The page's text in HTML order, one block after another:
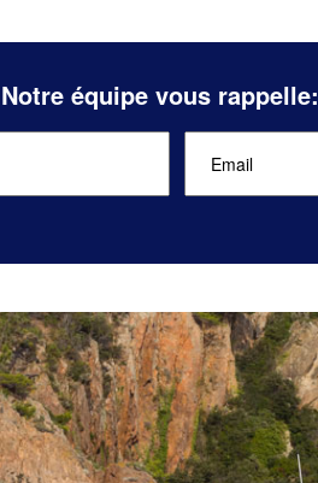
équipe vous rappelle: